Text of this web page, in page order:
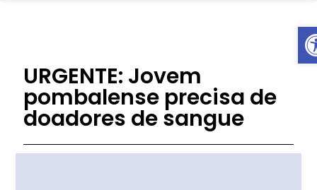
URGENTE: Jovem
pombalense precisa de
doadores de sangue
Open toolbar